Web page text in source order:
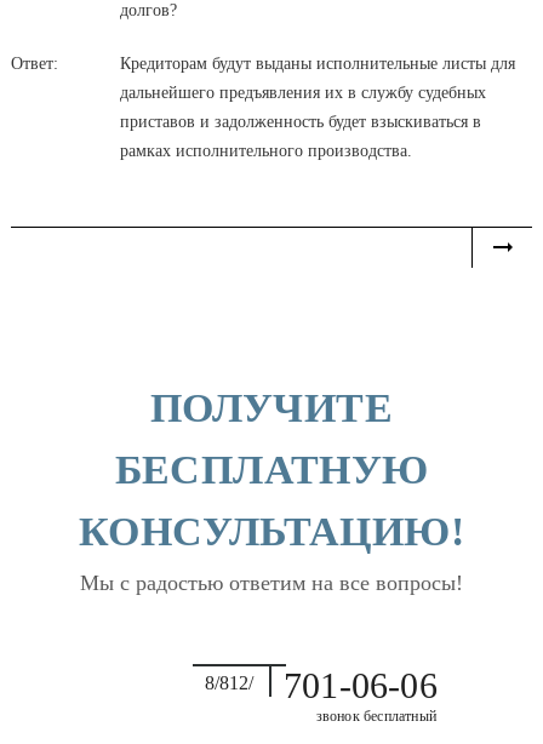
долгов?
Ответ:
Кредиторам будут выданы исполнительные листы для
дальнейшего предъявления их в службу судебных
приставов и задолженность будет взыскиваться в
рамках исполнительного производства.
ПОЛУЧИТЕ
БЕСПЛАТНУЮ
КОНСУЛЬТАЦИЮ!
Мы с радостью ответим на все вопросы!
8/812/ 701-06-06
звонок бесплатный